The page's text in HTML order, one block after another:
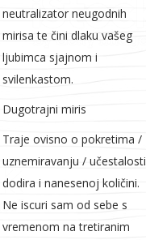
neutralizator neugodnih
mirisa te čini dlaku vašeg
ljubimca sjajnom i
svilenkastom.
Dugotrajni miris
Traje ovisno o pokretima /
uznemiravanju / učestalosti
dodira i nanesenoj količini.
Ne iscuri sam od sebe s
vremenom na tretiranim